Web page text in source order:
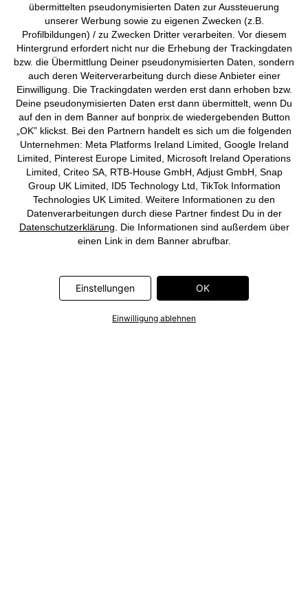
Vertrag widerrufen
©2026 bonprix.Alle Rechte vorbehalten.
Deutsch Français
übermittelten pseudonymisierten Daten zur Aussteuerung
unserer Werbung sowie zu eigenen Zwecken (z.B.
Profilbildungen) / zu Zwecken Dritter verarbeiten. Vor diesem
Hintergrund erfordert nicht nur die Erhebung der Trackingdaten
bzw. die Übermittlung Deiner pseudonymisierten Daten, sondern
auch deren Weiterverarbeitung durch diese Anbieter einer
Einwilligung. Die Trackingdaten werden erst dann erhoben bzw.
Deine pseudonymisierten Daten erst dann übermittelt, wenn Du
auf den in dem Banner auf bonprix.de wiedergebenden Button
„OK” klickst. Bei den Partnern handelt es sich um die folgenden
Unternehmen: Meta Platforms Ireland Limited, Google Ireland
Limited, Pinterest Europe Limited, Microsoft Ireland Operations
Limited, Criteo SA, RTB-House GmbH, Adjust GmbH, Snap
Group UK Limited, ID5 Technology Ltd, TikTok Information
Technologies UK Limited. Weitere Informationen zu den
Datenverarbeitungen durch diese Partner findest Du in der
Datenschutzerklärung . Die Informationen sind außerdem über
einen Link in dem Banner abrufbar.
Einstellungen OK
Einwilligung ablehnen